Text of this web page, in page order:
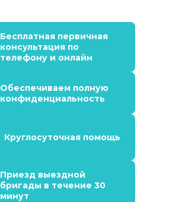
Бесплатная первичная
консультация по
телефону и онлайн
Обеспечиваем полную
конфиденциальность
Круглосуточная помощь
Приезд выездной
бригады в течение 30
минут